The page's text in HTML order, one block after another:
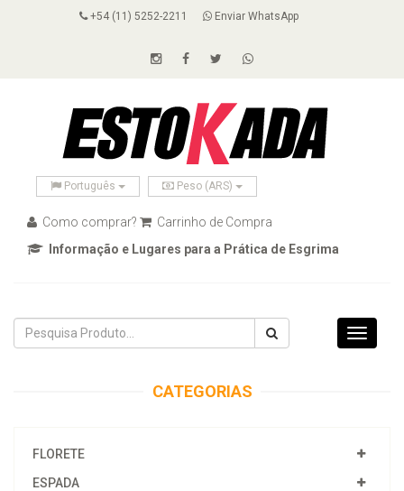
+54 (11) 5252-2211 Enviar WhatsApp
Português Peso (ARS)
Como comprar?
Carrinho de Compra
Informação e Lugares para a Prática de Esgrima
Toggle
CATEGORIAS
FLORETE
ESPADA